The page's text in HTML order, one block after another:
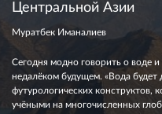
Центральной Азии
Муратбек Иманалиев
Сегодня модно говорить о воде и
недалёком будущем. «Вода
футурологических конструктов,
учёными на многочисленных